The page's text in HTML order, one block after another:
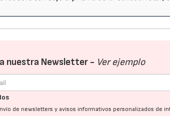
nuestra Newsletter - Ver ejemplo
de newsletters y avisos informativos personalizados de